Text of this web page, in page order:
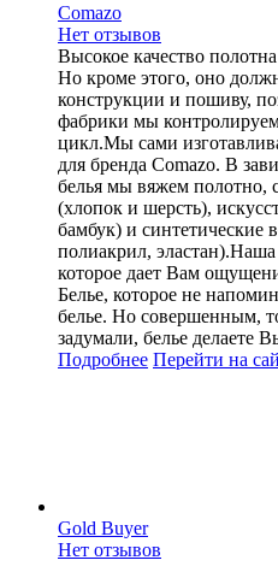
Comazo
Нет отзывов
Высокое качество
Но кроме этого, оно
конструкции и пошиву,
фабрики мы
цикл.Мы сами
для бренда Comazo. В
белья мы вяжем полотно,
(хлопок и шерсть),
бамбук) и синтетические
полиакрил,
которое дает Вам
Белье, которое не
белье. Но совершенным,
задумали, белье
Подробнее Перейти на
Gold Buyer
Нет отзывов